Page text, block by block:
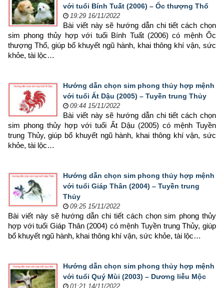
với tuổi Bính Tuất (2006) – Ốc thượng Thổ
19:29 16/11/2022
Bài viết này sẽ hướng dẫn chi tiết cách chọn
sim phong thủy hợp với tuổi Bính Tuất (2006) có mệnh Ốc
thượng Thổ, giúp bổ khuyết ngũ hành, khai thông khí vận, sức
khỏe, tài lộc…
Hướng dẫn chọn sim phong thủy hợp mệnh
với tuổi Ất Dậu (2005) – Tuyền trung Thủy
09:44 15/11/2022
Bài viết này sẽ hướng dẫn chi tiết cách chọn
sim phong thủy hợp với tuổi Ất Dậu (2005) có mệnh Tuyền
trung Thủy, giúp bổ khuyết ngũ hành, khai thông khí vận, sức
khỏe, tài lộc…
Hướng dẫn chọn sim phong thủy hợp mệnh
với tuổi Giáp Thân (2004) – Tuyền trung
Thủy
09:25 15/11/2022
Bài viết này sẽ hướng dẫn chi tiết cách chọn sim phong thủy
hợp với tuổi Giáp Thân (2004) có mệnh Tuyền trung Thủy, giúp
bổ khuyết ngũ hành, khai thông khí vận, sức khỏe, tài lộc…
Hướng dẫn chọn sim phong thủy hợp mệnh
với tuổi Quý Mùi (2003) – Dương liễu Mộc
01:21 14/11/2022